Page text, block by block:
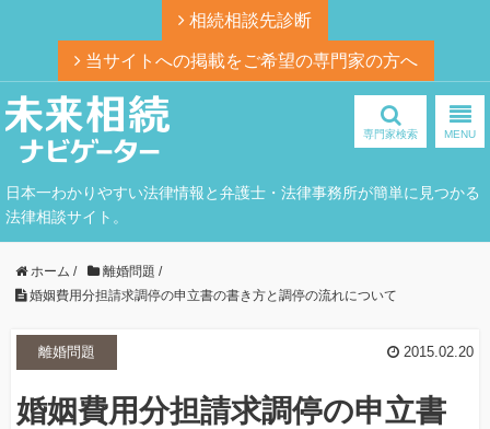
相続相談先診断
当サイトへの掲載をご希望の専門家の方へ
日本一わかりやすい法律情報と弁護士・法律事務所が簡単に見つかる
法律相談サイト。
専門家検索 MENU
ホーム / 離婚問題 /
婚姻費用分担請求調停の申立書の書き方と調停の流れについて
離婚問題 2015.02.20
婚姻費用分担請求調停の申立書